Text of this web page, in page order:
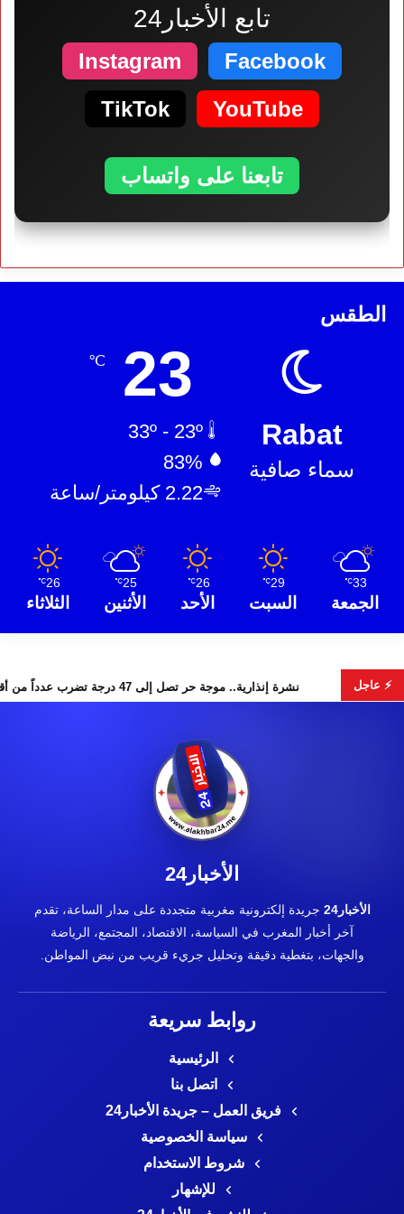
تابع الأخبار24
Facebook
Instagram
YouTube
TikTok
تابعنا على واتساب
الطقس
Rabat
سماء صافية
23
℃
83%
2.22 كيلومتر/ساعة
33
℃
الجمعة
29
℃
السبت
26
℃
الأحد
25
℃
الأثنين
26
℃
الثلاثاء
⚡ عاجلعن هويات الضحايا نشرة إنذارية.. موجة حر تصل إلى 47 درجة تضرب عدداً من أقاليم المغرب
الأخبار24
الأخبار24
جريدة إلكترونية مغربية متجددة على مدار الساعة، تقدم
آخر أخبار المغرب في السياسة، الاقتصاد، المجتمع، الرياضة
والجهات، بتغطية دقيقة وتحليل جريء قريب من نبض المواطن.
روابط سريعة
الرئيسية
اتصل بنا
فريق العمل – جريدة الأخبار24
سياسة الخصوصية
شروط الاستخدام
للإشهار